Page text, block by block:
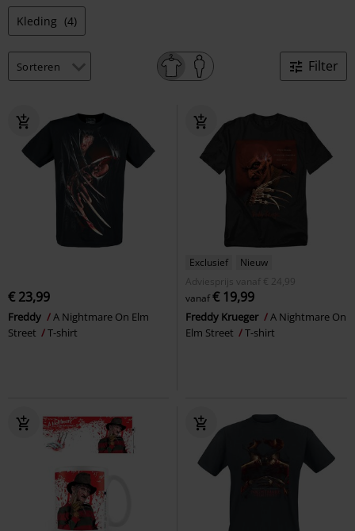
Kleding (4)
Filter
€ 23,99
Freddy
A Nightmare On Elm
Street
T-shirt
Exclusief
Nieuw
Adviesprijs
vanaf € 24,99
vanaf€ 19,99
Freddy Krueger
A Nightmare On
Elm Street
T-shirt